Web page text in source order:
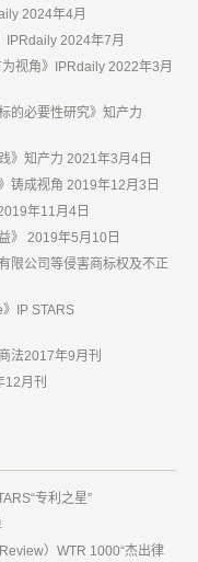
2024年4月
IPRdaily 2024年7月
视角》IPRdaily 2022年3月
的必要性研究》知产力
》知产力 2021年3月4日
铸成视角 2019年12月3日
年11月4日
》 2019年5月10日
限公司等侵害商标权及不正
IP STARS
法2017年9月刊
12月刊
专利之星”
）WTR 1000“杰出律